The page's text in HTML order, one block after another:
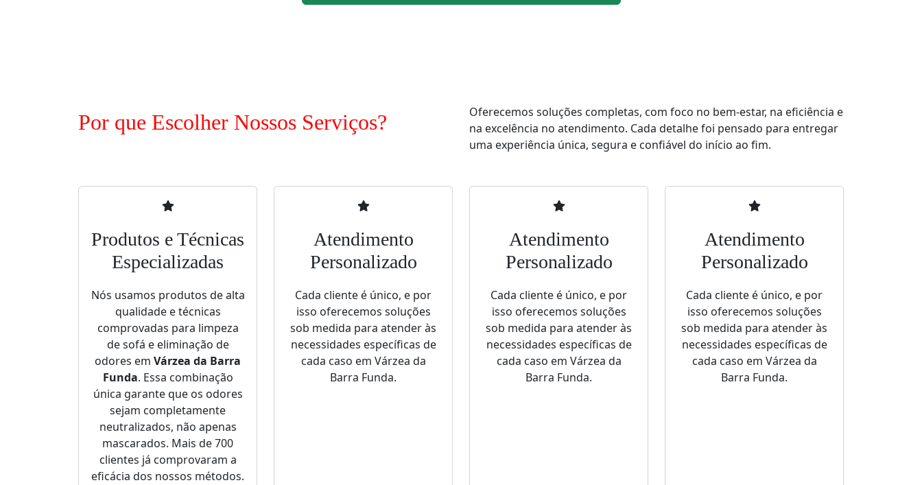
Por que Escolher Nossos Serviços?
Oferecemos soluções completas, com foco no bem-estar, na eficiência e
na excelência no atendimento. Cada detalhe foi pensado para entregar
uma experiência única, segura e confiável do início ao fim.
Produtos e Técnicas
Especializadas
Nós usamos produtos de alta
qualidade e técnicas
comprovadas para limpeza
de sofá e eliminação de
odores em Várzea da Barra
Funda. Essa combinação
única garante que os odores
sejam completamente
neutralizados, não apenas
mascarados. Mais de 700
clientes já comprovaram a
eficácia dos nossos métodos.
Atendimento
Personalizado
Cada cliente é único, e por
isso oferecemos soluções
sob medida para atender às
necessidades específicas de
cada caso em Várzea da
Barra Funda.
Atendimento
Personalizado
Cada cliente é único, e por
isso oferecemos soluções
sob medida para atender às
necessidades específicas de
cada caso em Várzea da
Barra Funda.
Atendimento
Personalizado
Cada cliente é único, e por
isso oferecemos soluções
sob medida para atender às
necessidades específicas de
cada caso em Várzea da
Barra Funda.